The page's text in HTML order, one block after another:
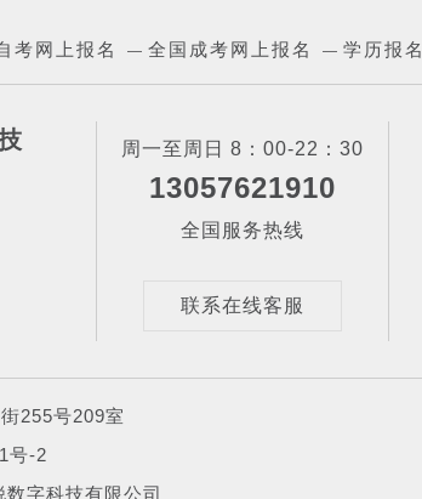
考网上报名 — 全国成考网上报名 — 学历报名
周一至周日 8：00-22：30
13057621910
全国服务热线
联系在线客服
255号209室
号-2
字科技有限公司